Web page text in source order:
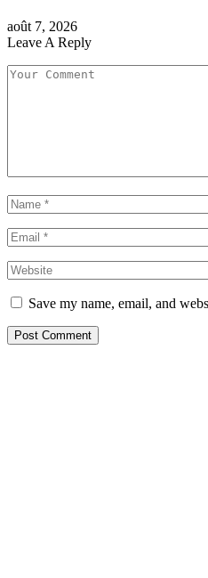
août 7, 2026
Leave A Reply
Save my name, email, and